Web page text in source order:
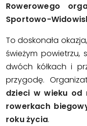
Rowerowego
Sportowo-
To doskonała
świeżym powietrzu,
dwóch kółkach i
przygodę.
dzieci w wieku od
rowerkach
roku życia.